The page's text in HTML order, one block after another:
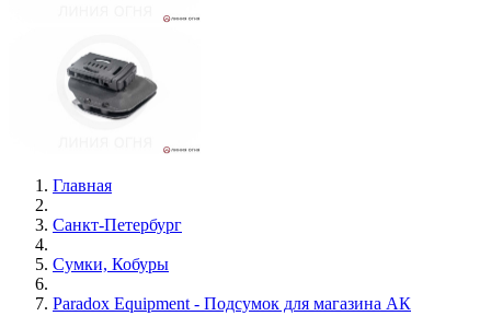
Главная
Санкт-Петербург
Сумки, Кобуры
Paradox Equipment - Подсумок для магазина АК